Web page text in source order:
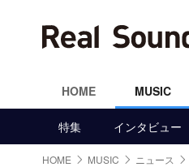
HOME MUSIC
特集 インタビュー
HOME MUSIC ニュース